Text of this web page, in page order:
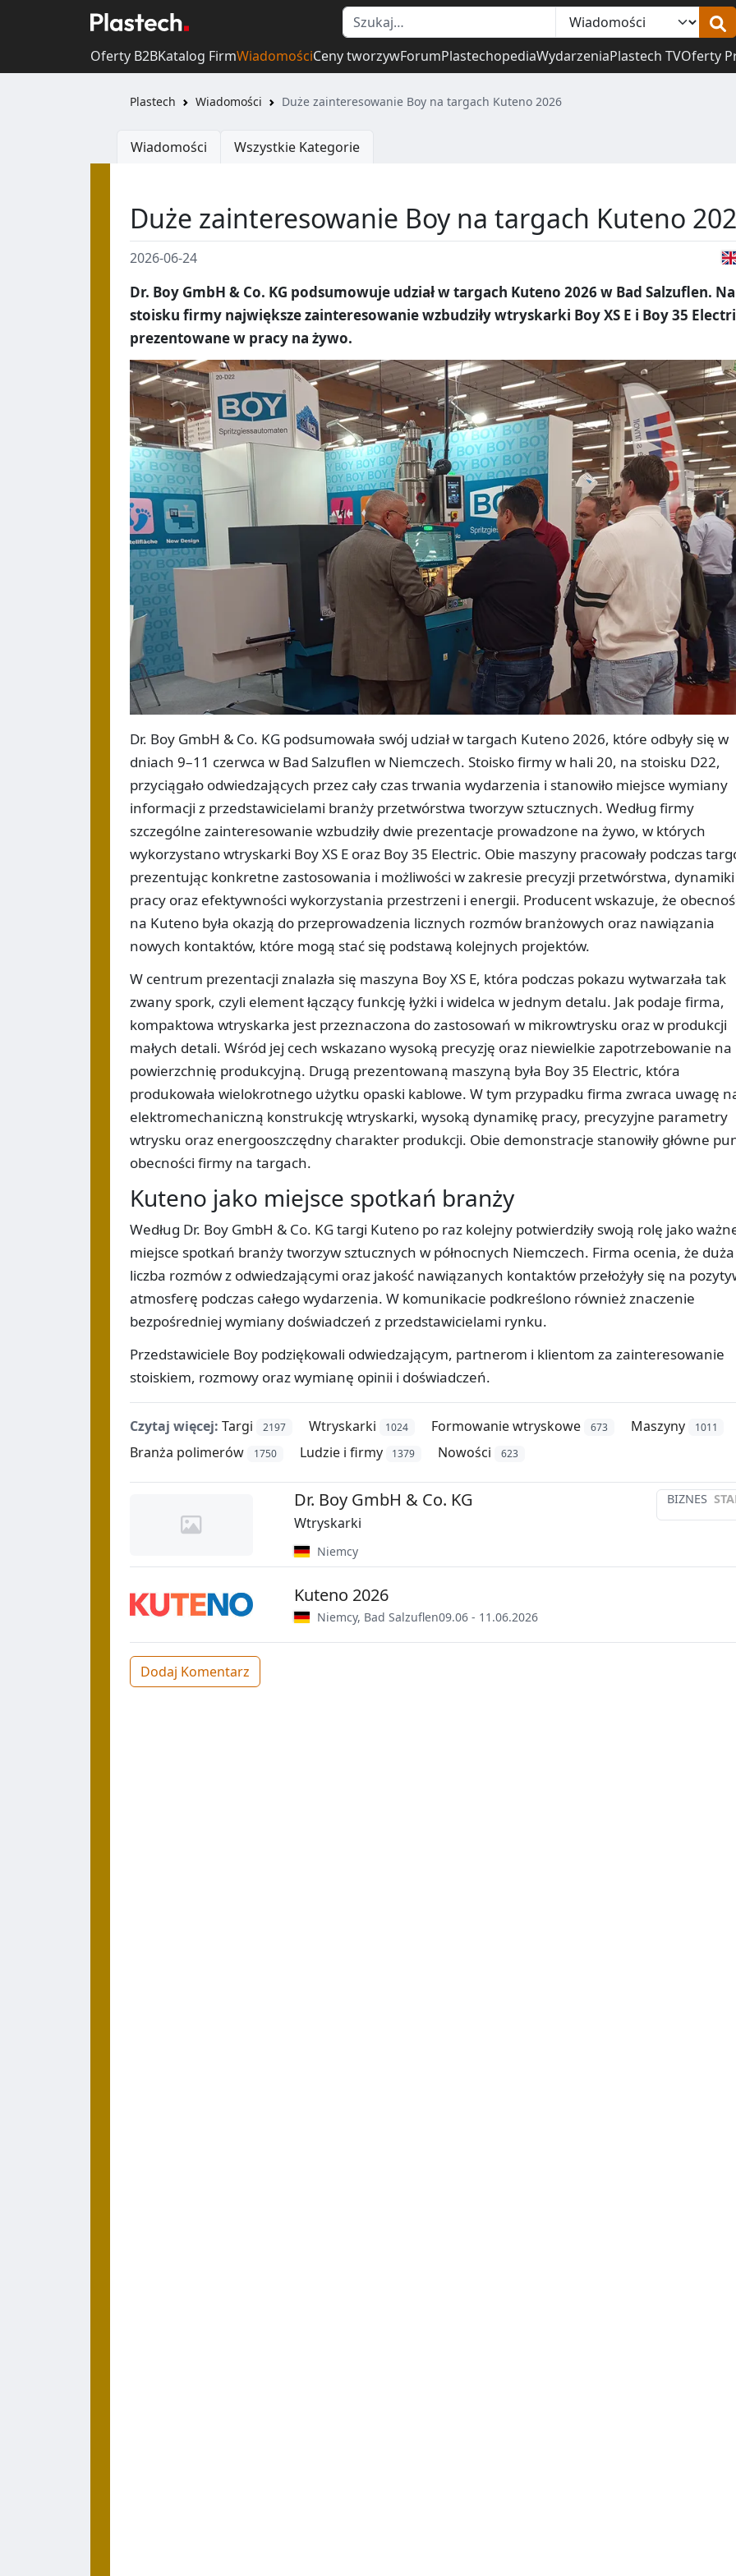
Oferty B2BKatalog FirmWiadomościCeny tworzywForumPlastechopediaWydarzeniaPlastech TVOferty
Plastech Wiadomości Duże zainteresowanie Boy na targach Kuteno 2026
Wiadomości Wszystkie Kategorie
Duże zainteresowanie Boy na targach Kuteno
2026-06-24
Dr. Boy GmbH & Co. KG podsumowuje udział w targach Kuteno 2026 w Bad Salzuflen. Na
stoisku firmy największe zainteresowanie wzbudziły wtryskarki Boy XS E i Boy 35
prezentowane w pracy na żywo.
Dr. Boy GmbH & Co. KG podsumowała swój udział w targach Kuteno 2026, które odbyły się w
dniach 9–11 czerwca w Bad Salzuflen w Niemczech. Stoisko firmy w hali 20, na stoisku D22,
przyciągało odwiedzających przez cały czas trwania wydarzenia i stanowiło miejsce wymiany
informacji z przedstawicielami branży przetwórstwa tworzyw sztucznych. Według firmy
szczególne zainteresowanie wzbudziły dwie prezentacje prowadzone na żywo, w których
wykorzystano wtryskarki Boy XS E oraz Boy 35 Electric. Obie maszyny pracowały podczas
prezentując konkretne zastosowania i możliwości w zakresie precyzji przetwórstwa, dynamiki
pracy oraz efektywności wykorzystania przestrzeni i energii. Producent wskazuje, że
na Kuteno była okazją do przeprowadzenia licznych rozmów branżowych oraz nawiązania
nowych kontaktów, które mogą stać się podstawą kolejnych projektów.
W centrum prezentacji znalazła się maszyna Boy XS E, która podczas pokazu wytwarzała tak
zwany spork, czyli element łączący funkcję łyżki i widelca w jednym detalu. Jak podaje firma,
kompaktowa wtryskarka jest przeznaczona do zastosowań w mikrowtrysku oraz w produkcji
małych detali. Wśród jej cech wskazano wysoką precyzję oraz niewielkie zapotrzebowanie na
powierzchnię produkcyjną. Drugą prezentowaną maszyną była Boy 35 Electric, która
produkowała wielokrotnego użytku opaski kablowe. W tym przypadku firma zwraca uwagę
elektromechaniczną konstrukcję wtryskarki, wysoką dynamikę pracy, precyzyjne parametry
wtrysku oraz energooszczędny charakter produkcji. Obie demonstracje stanowiły główne
obecności firmy na targach.
Kuteno jako miejsce spotkań branży
Według Dr. Boy GmbH & Co. KG targi Kuteno po raz kolejny potwierdziły swoją rolę jako
miejsce spotkań branży tworzyw sztucznych w północnych Niemczech. Firma ocenia, że duża
liczba rozmów z odwiedzającymi oraz jakość nawiązanych kontaktów przełożyły się na
atmosferę podczas całego wydarzenia. W komunikacie podkreślono również znaczenie
bezpośredniej wymiany doświadczeń z przedstawicielami rynku.
Przedstawiciele Boy podziękowali odwiedzającym, partnerom i klientom za zainteresowanie
stoiskiem, rozmowy oraz wymianę opinii i doświadczeń.
Czytaj więcej: Targi 2197 Wtryskarki 1024 Formowanie wtryskowe 673 Maszyny 1011
Branża polimerów 1750 Ludzie i firmy 1379 Nowości 623
BIZNES
Dr. Boy GmbH & Co. KG
Wtryskarki
Niemcy
Kuteno 2026
Niemcy, Bad Salzuflen09.06 - 11.06.2026
Dodaj Komentarz